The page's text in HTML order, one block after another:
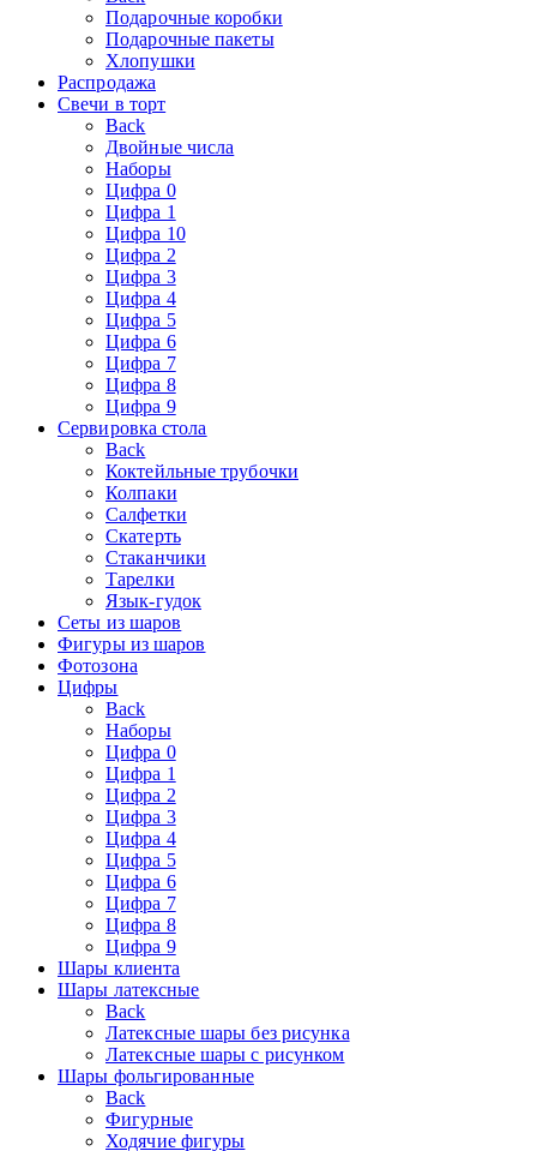
Подарочные коробки
Подарочные пакеты
Хлопушки
Распродажа
Свечи в торт
Back
Двойные числа
Наборы
Цифра 0
Цифра 1
Цифра 10
Цифра 2
Цифра 3
Цифра 4
Цифра 5
Цифра 6
Цифра 7
Цифра 8
Цифра 9
Сервировка стола
Back
Коктейльные трубочки
Колпаки
Салфетки
Скатерть
Стаканчики
Тарелки
Язык-гудок
Сеты из шаров
Фигуры из шаров
Фотозона
Цифры
Back
Наборы
Цифра 0
Цифра 1
Цифра 2
Цифра 3
Цифра 4
Цифра 5
Цифра 6
Цифра 7
Цифра 8
Цифра 9
Шары клиента
Шары латексные
Back
Латексные шары без рисунка
Латексные шары с рисунком
Шары фольгированные
Back
Фигурные
Ходячие фигуры